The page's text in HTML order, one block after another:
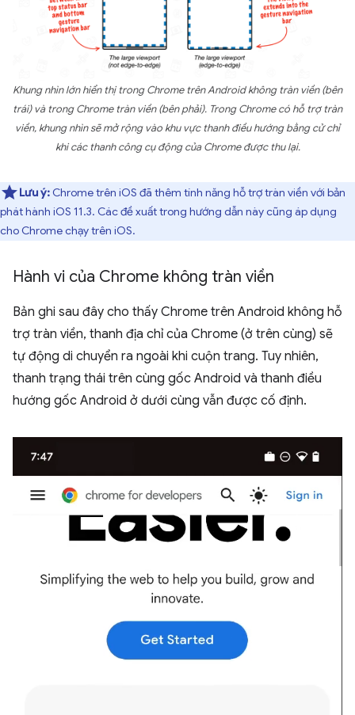
Khung nhìn lớn hiển thị trong Chrome trên Android không tràn viền (bên
trái) và trong Chrome tràn viền (bên phải). Trong Chrome có hỗ trợ tràn
viền, khung nhìn sẽ mở rộng vào khu vực thanh điều hướng bằng cử chỉ
khi các thanh công cụ động của Chrome được thu lại.
Lưu ý: Chrome trên iOS đã thêm tính năng hỗ trợ tràn viền với bản
phát hành iOS 11.3. Các đề xuất trong hướng dẫn này cũng áp dụng
cho Chrome chạy trên iOS.
Hành vi của Chrome không tràn viền
Bản ghi sau đây cho thấy Chrome trên Android không hỗ
trợ tràn viền, thanh địa chỉ của Chrome (ở trên cùng) sẽ
tự động di chuyển ra ngoài khi cuộn trang. Tuy nhiên,
thanh trạng thái trên cùng gốc Android và thanh điều
hướng gốc Android ở dưới cùng vẫn được cố định.